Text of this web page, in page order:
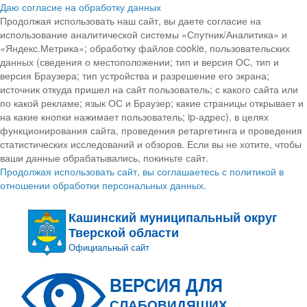
Даю согласие на обработку данных
Продолжая использовать наш сайт, вы даете согласие на
использование аналитической системы «Спутник/Аналитика» и
«Яндекс.Метрика»; обработку файлов cookie, пользовательских
данных (сведения о местоположении; тип и версия ОС, тип и
версия Браузера; тип устройства и разрешение его экрана;
источник откуда пришел на сайт пользователь; с какого сайта или
по какой рекламе; язык ОС и Браузер; какие страницы открывает и
на какие кнопки нажимает пользователь; ip-адрес). в целях
функционирования сайта, проведения ретаргетинга и проведения
статистических исследований и обзоров. Если вы не хотите, чтобы
ваши данные обрабатывались, покиньте сайт.
Продолжая использовать сайт, вы соглашаетесь с политикой в
отношении обработки персональных данных.